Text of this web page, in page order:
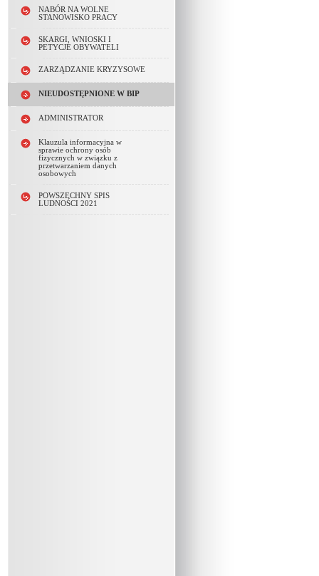
NABÓR NA WOLNE
STANOWISKO PRACY
SKARGI, WNIOSKI I
PETYCJE OBYWATELI
ZARZĄDZANIE KRYZYSOWE
NIEUDOSTĘPNIONE W BIP
ADMINISTRATOR
Klauzula informacyjna w
sprawie ochrony osób
fizycznych w związku z
przetwarzaniem danych
osobowych
POWSZECHNY SPIS
LUDNOŚCI 2021